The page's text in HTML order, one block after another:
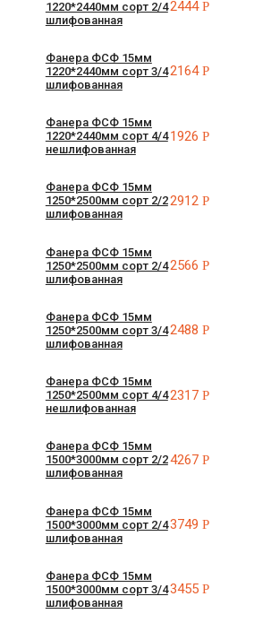
1220*2440мм сорт 2/4
шлифованная
2444Р
Фанера ФСФ 15мм
1220*2440мм сорт 3/4
шлифованная
2164Р
Фанера ФСФ 15мм
1220*2440мм сорт 4/4
нешлифованная
1926Р
Фанера ФСФ 15мм
1250*2500мм сорт 2/2
шлифованная
2912Р
Фанера ФСФ 15мм
1250*2500мм сорт 2/4
шлифованная
2566Р
Фанера ФСФ 15мм
1250*2500мм сорт 3/4
шлифованная
2488Р
Фанера ФСФ 15мм
1250*2500мм сорт 4/4
нешлифованная
2317Р
Фанера ФСФ 15мм
1500*3000мм сорт 2/2
шлифованная
4267Р
Фанера ФСФ 15мм
1500*3000мм сорт 2/4
шлифованная
3749Р
Фанера ФСФ 15мм
1500*3000мм сорт 3/4
шлифованная
3455Р